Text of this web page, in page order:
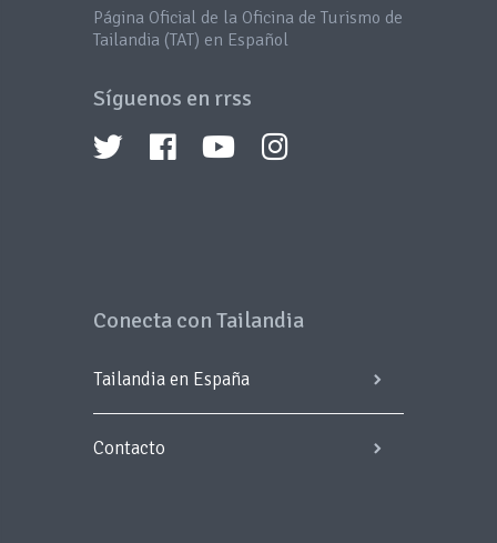
Página Oficial de la Oficina de Turismo de
Tailandia (TAT) en Español
Síguenos en rrss
Conecta con Tailandia
Tailandia en España
Contacto